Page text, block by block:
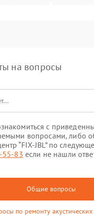
на вопросы
с
вопросами, либо
“FIX-JBL” по
55-83 если не нашли
Общие вопросы
по ремонту акустических